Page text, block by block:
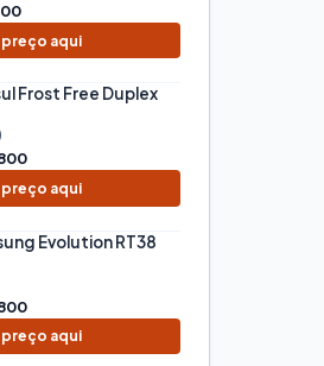
preço aqui
Frost Free Duplex
preço aqui
Evolution RT38
preço aqui